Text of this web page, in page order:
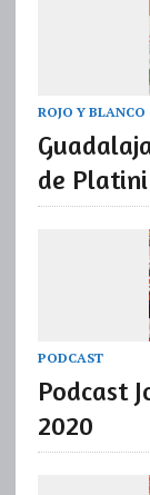
ROJO Y BLANCO
de Platini
PODCAST
Podcast
2020